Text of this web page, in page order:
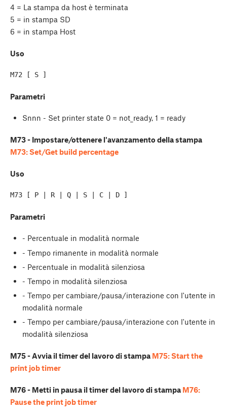
4 = La stampa da host è terminata
5 = in stampa SD
6 = in stampa Host
Uso
M72 [ S ]
Parametri
Snnn - Set printer state 0 = not_ready, 1 = ready
M73 - Impostare/ottenere l'avanzamento della stampa
M73: Set/Get build percentage
Uso
Parametri
- Percentuale in modalità normale
- Tempo rimanente in modalità normale
- Percentuale in modalità silenziosa
- Tempo in modalità silenziosa
- Tempo per cambiare/pausa/interazione con l'utente in
modalità normale
- Tempo per cambiare/pausa/interazione con l'utente in
modalità silenziosa
M75 - Avvia il timer del lavoro di stampa M75: Start the
print job timer
M76 - Metti in pausa il timer del lavoro di stampa M76:
Pause the print job timer